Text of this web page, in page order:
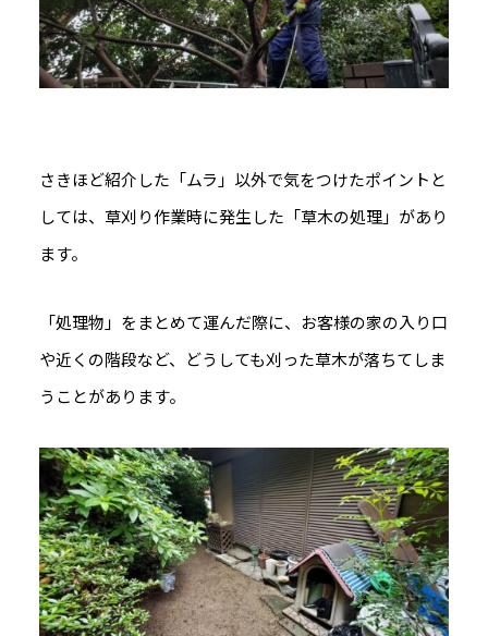
さきほど紹介した「ムラ」以外で気をつけたポイントと
しては、草刈り作業時に発生した「草木の処理」があり
ます。
「処理物」をまとめて運んだ際に、お客様の家の入り口
や近くの階段など、どうしても刈った草木が落ちてしま
うことがあります。